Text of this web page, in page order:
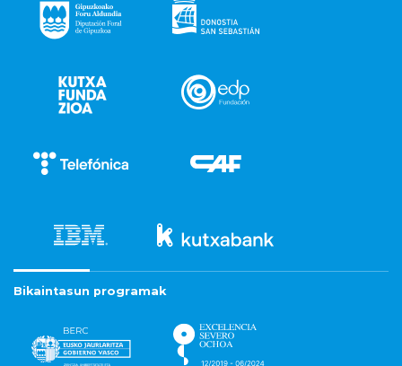
Bikaintasun programak